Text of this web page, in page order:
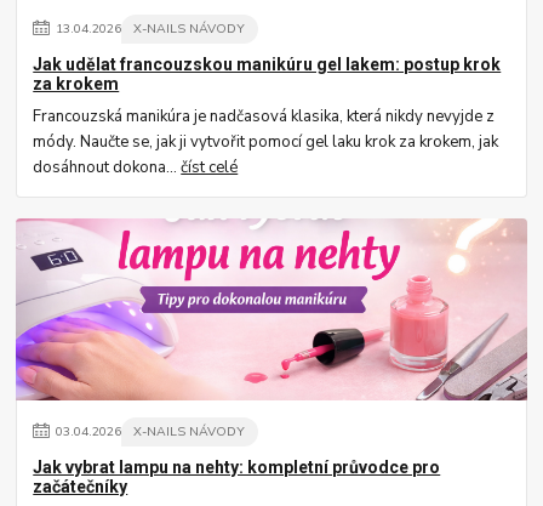
13.04.2026 X-NAILS NÁVODY
Jak udělat francouzskou manikúru gel lakem: postup krok
za krokem
Francouzská manikúra je nadčasová klasika, která nikdy nevyjde z
módy. Naučte se, jak ji vytvořit pomocí gel laku krok za krokem, jak
dosáhnout dokona...číst celé
03.04.2026 X-NAILS NÁVODY
Jak vybrat lampu na nehty: kompletní průvodce pro
začátečníky